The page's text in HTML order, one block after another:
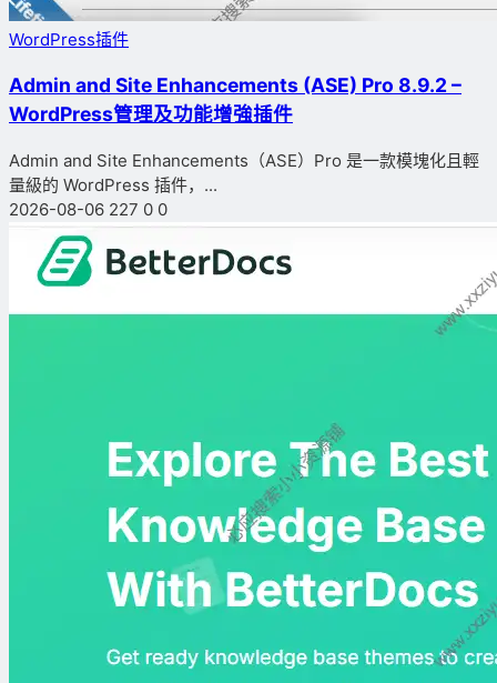
WordPress插件
Admin and Site Enhancements (ASE) Pro 8.9.2 –
WordPress管理及功能增強插件
Admin and Site Enhancements（ASE）Pro 是一款模塊化且輕
量級的 WordPress 插件，...
2026-08-06 227 0 0